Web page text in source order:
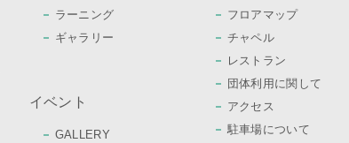
ラーニング
ギャラリー
イベント
GALLERY
フロアマップ
チャペル
レストラン
団体利用に関して
アクセス
駐車場について